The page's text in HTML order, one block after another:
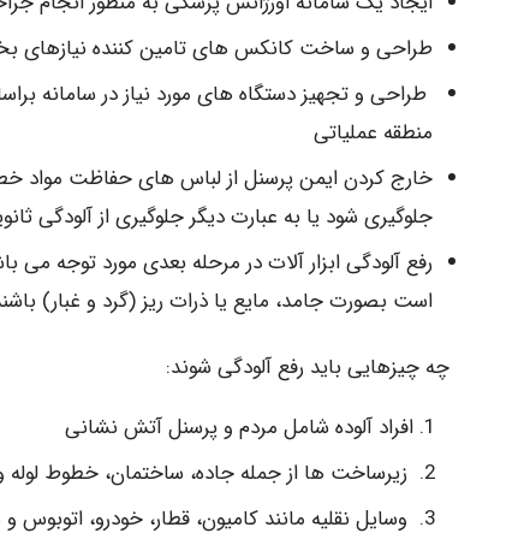
طراحی و ساخت کانکس های تامین کننده نیازهای
منطقه عملیاتی
خارج کردن ایمن پرسنل از لباس های حفاظت مواد
جلوگیری شود یا به عبارت دیگر جلوگیری از آلودگی
رفع آلودگی ابزار آلات در مرحله بعدی مورد توجه
است بصورت جامد، مایع یا ذرات ریز (گرد و غبار)
چه چیزهایی باید رفع آلودگی شوند:
افراد آلوده شامل مردم و پرسنل آتش نشانی
زیرساخت ها از جمله جاده، ساختمان، خطوط
وسایل نقلیه مانند کامیون، قطار، خودرو، اتوبوس و